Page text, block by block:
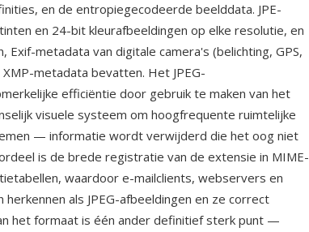
en de entropiegecodeerde beelddata. JPE-
en 24-bit kleurafbeeldingen op elke resolutie, en
Exif-metadata van digitale camera's (belichting, GPS,
metadata bevatten. Het JPEG-
efficiëntie door gebruik te maken van het
visuele systeem om hoogfrequente ruimtelijke
— informatie wordt verwijderd die het oog niet
is de brede registratie van de extensie in MIME-
waardoor e-mailclients, webservers en
als JPEG-afbeeldingen en ze correct
het formaat is één ander definitief sterk punt —